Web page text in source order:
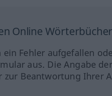
Online
Fehler aufgefallen
aus. Die Angabe
Beantwortung Ihrer